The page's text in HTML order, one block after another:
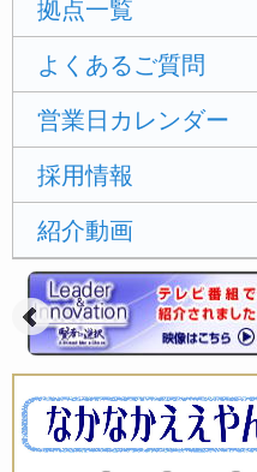
拠点一覧
よくあるご質問
営業日カレンダー
採用情報
紹介動画